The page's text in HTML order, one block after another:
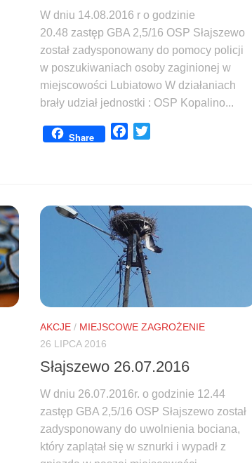
W dniu 14.08.2016 r o godzinie
20.48 zastęp GBA 2,5/16 OSP Słajszewo
został zadysponowany do pomocy policji
w poszukiwaniach osoby zaginionej w
miejscowości Lubiatowo W działaniach
brały udział jednostki : OSP Kopalino...
Share Facebook
AKCJE / MIEJSCOWE ZAGROŻENIE
26 LIPCA 2016
Słajszewo 26.07.2016
W dniu 26.07.2016r. o godzinie 12.44
zastęp GBA 2,5/16 OSP Słajszewo został
zadysponowany do uwolnienia bociana,
który zaplątał się w sznurki i wypadł z